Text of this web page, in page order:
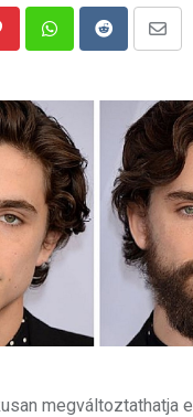
PinterestWhatsappRedditShare
megváltoztathatja